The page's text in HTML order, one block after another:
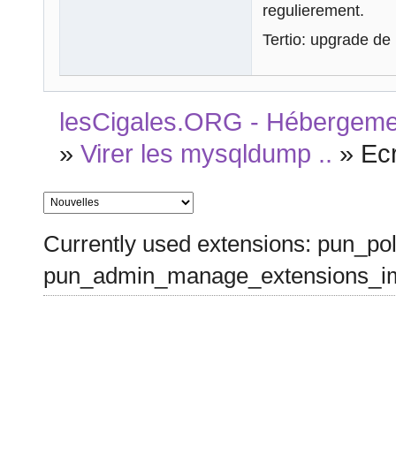
regulierement.
Tertio: upgrade
lesCigales.ORG -
»Virer les mysqldump .. »
Currently used extensions: